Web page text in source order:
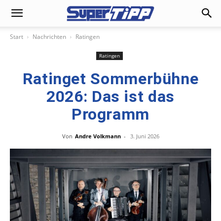
Start Nachrichten Ratingen
Ratingen
Ratinget Sommerbühne
2026: Das ist das
Programm
Von Andre Volkmann - 3. Juni 2026